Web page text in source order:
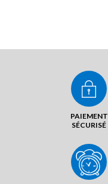
PAIEMENT
SÉCURISÉ